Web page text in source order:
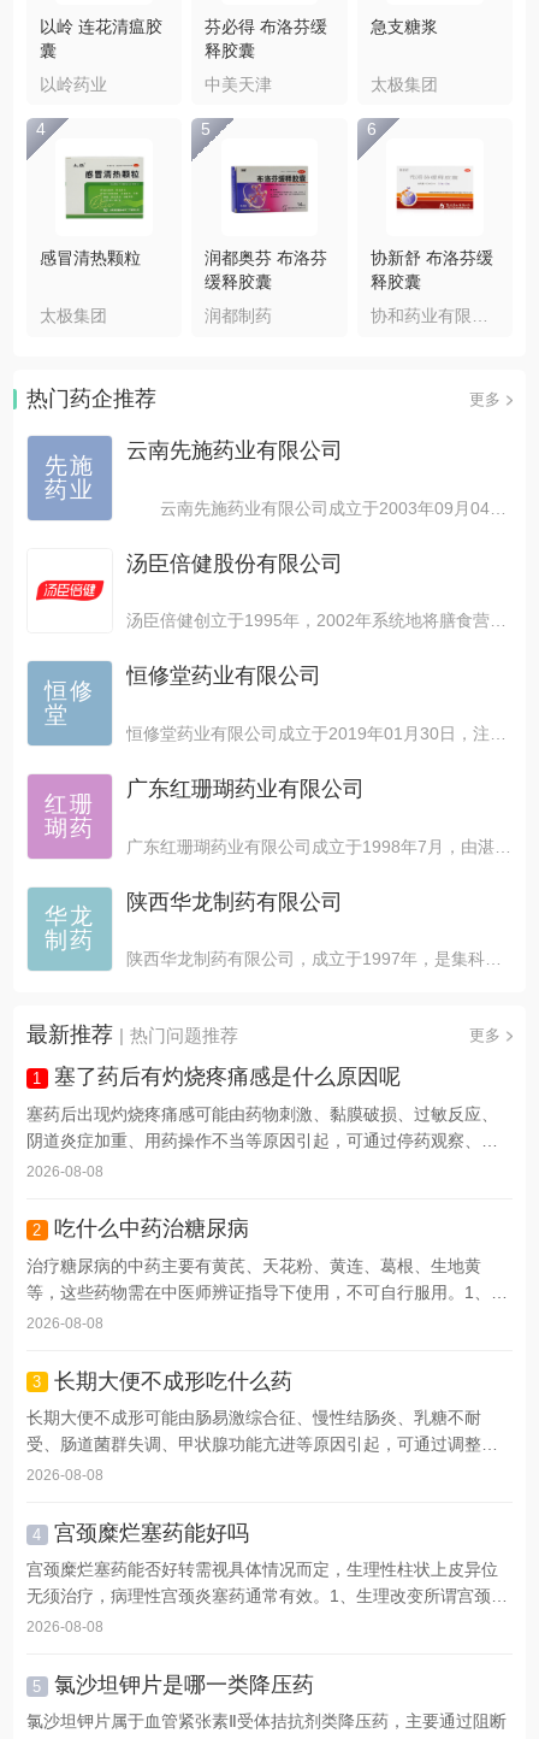
以岭 连花清瘟胶
囊
以岭药业
芬必得 布洛芬缓
释胶囊
中美天津
急支糖浆
太极集团
4
感冒清热颗粒
太极集团
5
润都奥芬 布洛芬
缓释胶囊
润都制药
6
协新舒 布洛芬缓
释胶囊
协和药业有限公司
热门药企推荐 更多
先施
药业
云南先施药业有限公司
云南先施药业有限公司成立于2003年09月04日...
汤臣倍健股份有限公司
汤臣倍健创立于1995年，2002年系统地将膳食营养...
恒修
堂
恒修堂药业有限公司
红珊
瑚药
广东红珊瑚药业有限公司
广东红珊瑚药业有限公司成立于1998年7月，由湛江亚太...
华龙
制药
陕西华龙制药有限公司
陕西华龙制药有限公司，成立于1997年，是集科研，生产...
最新推荐 | 热门问题推荐 更多
1 塞了药后有灼烧疼痛感是什么原因呢
塞药后出现灼烧疼痛感可能由药物刺激、黏膜破损、过敏反应、
阴道炎症加重、用药操作不当等原因引起，可通过停药观察、温
水...
2026-08-08
2 吃什么中药治糖尿病
治疗糖尿病的中药主要有黄芪、天花粉、黄连、葛根、生地黄
等，这些药物需在中医师辨证指导下使用，不可自行服用。1、黄
芪...
2026-08-08
3 长期大便不成形吃什么药
长期大便不成形可能由肠易激综合征、慢性结肠炎、乳糖不耐
受、肠道菌群失调、甲状腺功能亢进等原因引起，可通过调整饮
食结...
2026-08-08
4 宫颈糜烂塞药能好吗
宫颈糜烂塞药能否好转需视具体情况而定，生理性柱状上皮异位
无须治疗，病理性宫颈炎塞药通常有效。1、生理改变所谓宫颈
糜...
2026-08-08
5 氯沙坦钾片是哪一类降压药
氯沙坦钾片属于血管紧张素Ⅱ受体拮抗剂类降压药，主要通过阻断